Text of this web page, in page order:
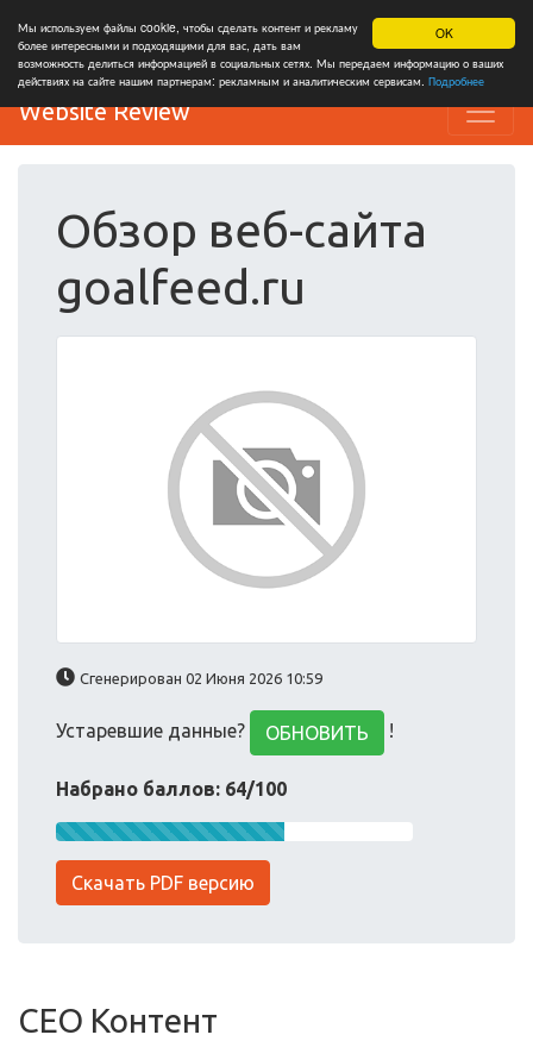
OK
Мы используем файлы cookie, чтобы сделать контент и рекламу
более интересными и подходящими для вас, дать вам
возможность делиться информацией в социальных сетях. Мы передаем информацию о ваших
действиях на сайте нашим партнерам: рекламным и аналитическим сервисам. Подробнее
Website Review
Обзор веб-сайта
goalfeed.ru
Сгенерирован 02 Июня 2026 10:59
Устаревшие данные? ОБНОВИТЬ !
Набрано баллов: 64/100
Скачать PDF версию
СЕО Контент